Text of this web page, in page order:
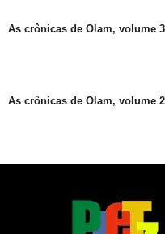
As crônicas de Olam, volume
As crônicas de Olam, volume